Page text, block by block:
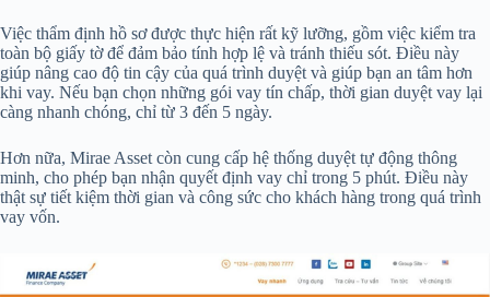
Việc thẩm định hồ sơ được thực hiện rất kỹ lưỡng, gồm việc kiểm tra
toàn bộ giấy tờ để đảm bảo tính hợp lệ và tránh thiếu sót. Điều này
giúp nâng cao độ tin cậy của quá trình duyệt và giúp bạn an tâm hơn
khi vay. Nếu bạn chọn những gói vay tín chấp, thời gian duyệt vay lại
càng nhanh chóng, chỉ từ 3 đến 5 ngày.
Hơn nữa, Mirae Asset còn cung cấp hệ thống duyệt tự động thông
minh, cho phép bạn nhận quyết định vay chỉ trong 5 phút. Điều này
thật sự tiết kiệm thời gian và công sức cho khách hàng trong quá trình
vay vốn.